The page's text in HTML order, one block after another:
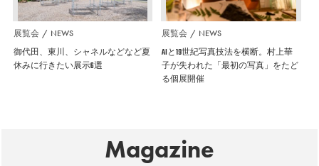
展覧会 NEWS
御代田、東川、シャネルなどなど夏
休みに行きたい展示6選
展覧会 NEWS
AIと19世紀写真技法を横断。村上華
子が失われた「最初の写真」をたど
る個展開催
Magazine